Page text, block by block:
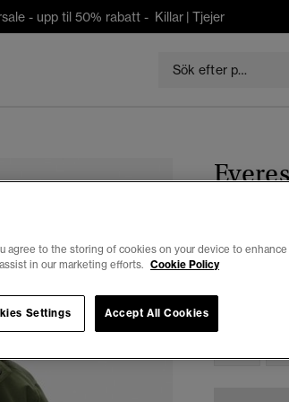
- upp til 50% rabatt - Killar| Tjejer
kr
Du sparar 50 %
agree to the storing of cookies on your device to
in our marketing efforts. Cookie Policy
Accept All Cookies
Settings